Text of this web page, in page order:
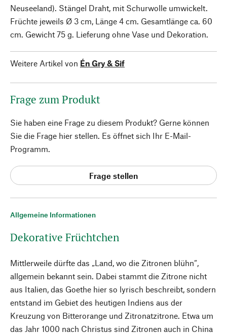
Allgemeine Informationen
Dekorative Früchtchen
Mittlerweile dürfte das „Land, wo die Zitronen blühn“,
allgemein bekannt sein. Dabei stammt die Zitrone nicht
aus Italien, das Goethe hier so lyrisch beschreibt, sondern
entstand im Gebiet des heutigen Indiens aus der
Kreuzung von Bitterorange und Zitronatzitrone. Etwa um
das Jahr 1000 nach Christus sind Zitronen auch in China
Neuseeland). Stängel Draht, mit Schurwolle umwickelt.
Früchte jeweils Ø 3 cm, Länge 4 cm. Gesamtlänge ca. 60
cm. Gewicht 75 g. Lieferung ohne Vase und Dekoration.
Weitere Artikel von Én Gry & Sif
Frage zum Produkt
Sie haben eine Frage zu diesem Produkt? Gerne können
Sie die Frage hier stellen. Es öffnet sich Ihr E-Mail-
Programm.
Frage stellen